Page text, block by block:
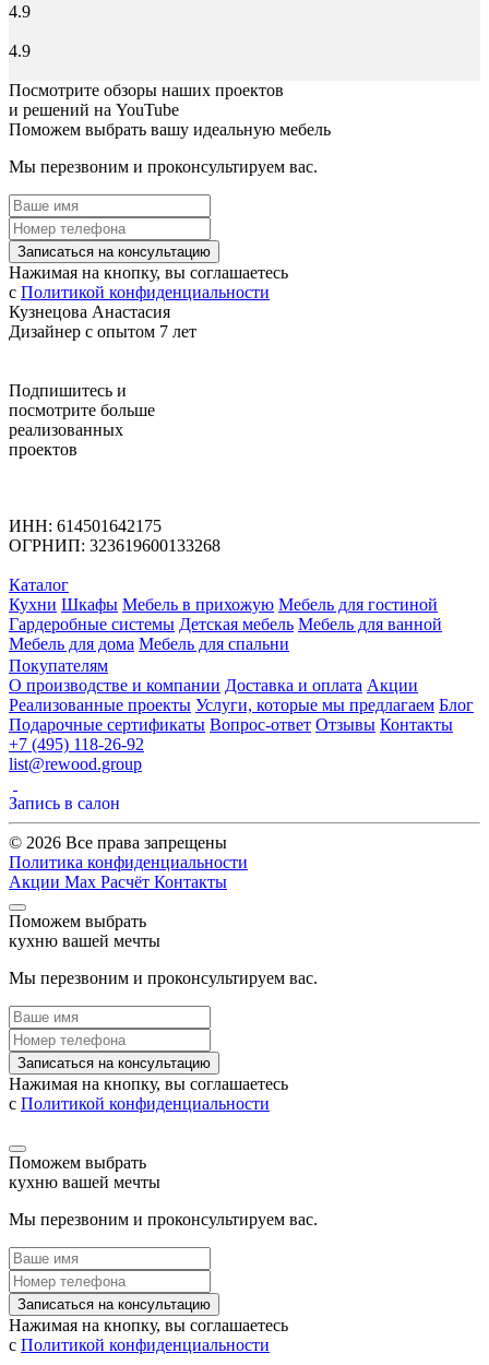
4.9
4.9
Посмотрите обзоры наших проектов
и решений на YouTube
Поможем выбрать вашу идеальную мебель
Мы перезвоним и проконсультируем вас.
Записаться на консультацию
Нажимая на кнопку, вы соглашаетесь
с Политикой конфиденциальности
Кузнецова Анастасия
Дизайнер с опытом 7 лет
Подпишитесь и
посмотрите больше
реализованных
проектов
ИНН: 614501642175
ОГРНИП: 323619600133268
Каталог
Кухни Шкафы Мебель в прихожую Мебель для гостиной
Гардеробные системы Детская мебель Мебель для ванной
Мебель для дома Мебель для спальни
Покупателям
О производстве и компании Доставка и оплата Акции
Реализованные проекты Услуги, которые мы предлагаем Блог
Подарочные сертификаты Вопрос-ответ Отзывы Контакты
+7 (495) 118-26-92
list@rewood.group
Запись в салон
© 2026 Все права запрещены
Политика конфиденциальности
Акции Max Расчёт Контакты
Поможем выбрать
кухню вашей мечты
Мы перезвоним и проконсультируем вас.
Записаться на консультацию
Нажимая на кнопку, вы соглашаетесь
с Политикой конфиденциальности
Поможем выбрать
кухню вашей мечты
Мы перезвоним и проконсультируем вас.
Записаться на консультацию
Нажимая на кнопку, вы соглашаетесь
с Политикой конфиденциальности